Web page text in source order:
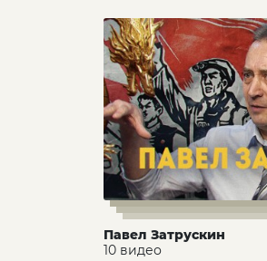
Павел Затрускин
10 видео